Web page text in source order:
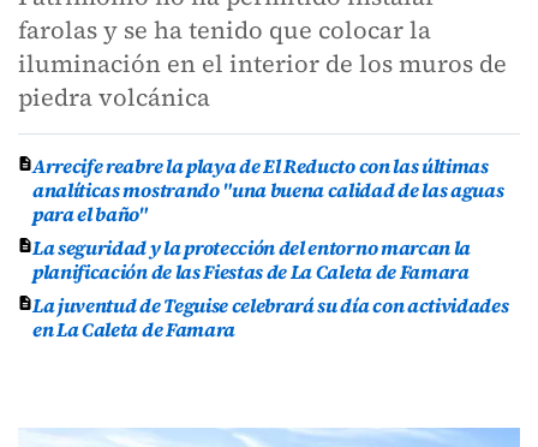
farolas y se ha tenido que colocar la
iluminación en el interior de los muros de
piedra volcánica
Arrecife reabre la playa de El Reducto con las últimas
analíticas mostrando "una buena calidad de las aguas
para el baño"
La seguridad y la protección del entorno marcan la
planificación de las Fiestas de La Caleta de Famara
La juventud de Teguise celebrará su día con actividades
en La Caleta de Famara